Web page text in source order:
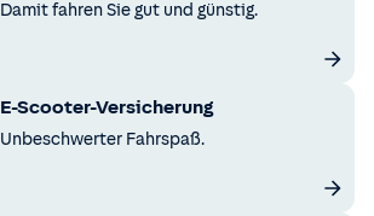
Damit fahren Sie gut und günstig.
E-Scooter-Versicherung
Unbeschwerter Fahrspaß.